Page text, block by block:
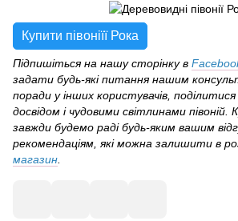
Купити півоніїї Рока
Підпишіться на нашу сторінку в
задати будь-які питання нашим
поради у інших користувачів,
досвідом і чудовими світлинами півоній.
завжди будемо раді будь-яким вашим
рекомендаціям, які можна залишити в
магазин